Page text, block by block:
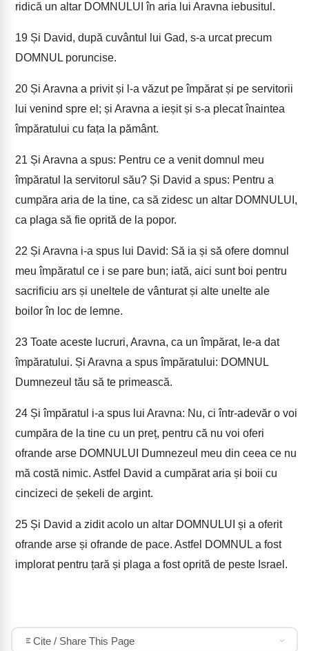
ridică un altar DOMNULUI în aria lui Aravna iebusitul.
19 Și David, după cuvântul lui Gad, s-a urcat precum
DOMNUL poruncise.
20 Și Aravna a privit și l-a văzut pe împărat și pe servitorii
lui venind spre el; și Aravna a ieșit și s-a plecat înaintea
împăratului cu fața la pământ.
21 Și Aravna a spus: Pentru ce a venit domnul meu
împăratul la servitorul său? Și David a spus: Pentru a
cumpăra aria de la tine, ca să zidesc un altar DOMNULUI,
ca plaga să fie oprită de la popor.
22 Și Aravna i-a spus lui David: Să ia și să ofere domnul
meu împăratul ce i se pare bun; iată, aici sunt boi pentru
sacrificiu ars și uneltele de vânturat și alte unelte ale
boilor în loc de lemne.
23 Toate aceste lucruri, Aravna, ca un împărat, le-a dat
împăratului. Și Aravna a spus împăratului: DOMNUL
Dumnezeul tău să te primească.
24 Și împăratul i-a spus lui Aravna: Nu, ci într-adevăr o voi
cumpăra de la tine cu un preț, pentru că nu voi oferi
ofrande arse DOMNULUI Dumnezeul meu din ceea ce nu
mă costă nimic. Astfel David a cumpărat aria și boii cu
cincizeci de șekeli de argint.
25 Și David a zidit acolo un altar DOMNULUI și a oferit
ofrande arse și ofrande de pace. Astfel DOMNUL a fost
implorat pentru țară și plaga a fost oprită de peste Israel.
Cite / Share This Page